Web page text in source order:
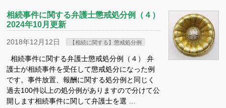
相続事件に関する弁護士懲戒処分例（４）
2024年10月更新
2018年12月12日 【相続に関する】懲戒処分例
相続事件に関する弁護士懲戒処分例（４） 弁
護士が相続事件を受任して懲戒処分になった例
です。事件放置、報酬に関する処分例と同じく
過去100件以上の処分例がありますので分けて公
開します相続事件に関して弁護士を選 …